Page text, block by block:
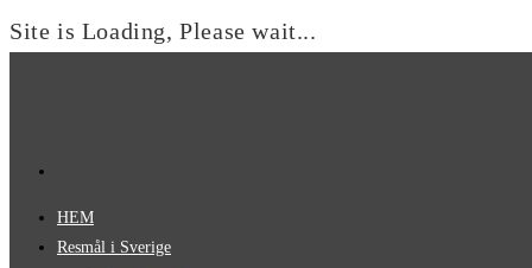
Site is Loading, Please wait...
HEM
Resmål i Sverige